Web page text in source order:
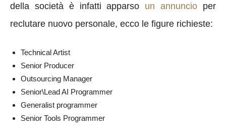
della società è infatti apparso un annuncio per
reclutare nuovo personale, ecco le figure richieste:
Technical Artist
Senior Producer
Outsourcing Manager
Senior\Lead AI Programmer
Generalist programmer
Senior Tools Programmer